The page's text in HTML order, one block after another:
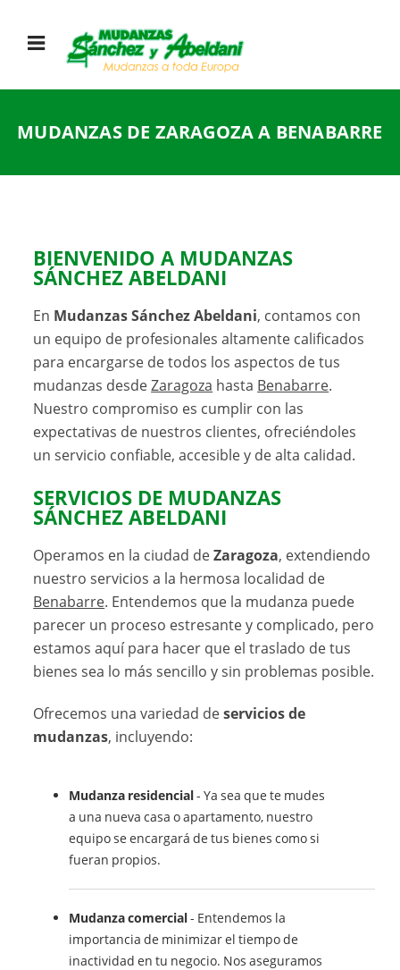
MUDANZAS DE ZARAGOZA A BENABARRE
BIENVENIDO A MUDANZAS
SÁNCHEZ ABELDANI
En Mudanzas Sánchez Abeldani, contamos con
un equipo de profesionales altamente calificados
para encargarse de todos los aspectos de tus
mudanzas desdeZaragoza hasta Benabarre.
Nuestro compromiso es cumplir con las
expectativas de nuestros clientes, ofreciéndoles
un servicio confiable, accesible y de alta calidad.
SERVICIOS DE MUDANZAS
SÁNCHEZ ABELDANI
Operamos en la ciudad deZaragoza, extendiendo
nuestro servicios a la hermosa localidad de
Benabarre. Entendemos que la mudanza puede
parecer un proceso estresante y complicado, pero
estamos aquí para hacer que el traslado de tus
bienes sea lo más sencillo y sin problemas posible.
Ofrecemos una variedad deservicios de
mudanzas, incluyendo:
Mudanza residencial- Ya sea que te mudes
a una nueva casa o apartamento, nuestro
equipo se encargará de tus bienes como si
fueran propios.
Mudanza comercial- Entendemos la
importancia de minimizar el tiempo de
inactividad en tu negocio. Nos aseguramos